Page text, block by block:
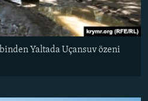
Yaltada Uçansuv özeni